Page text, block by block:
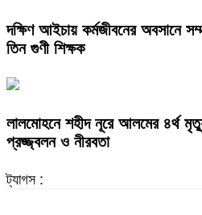
দক্ষিণ আইচায় কর্মজীবনের অবসানে
তিন গুণী শিক্ষক
লালমোহনে শহীদ নূরে আলমের ৪র্থ
প্রজ্জ্বলন ও নীরবতা
ট্যাগস :